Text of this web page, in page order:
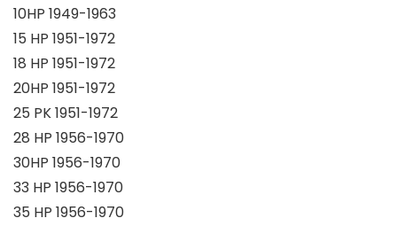
10HP 1949-1963
15 HP 1951-1972
18 HP 1951-1972
20HP 1951-1972
25 PK 1951-1972
28 HP 1956-1970
30HP 1956-1970
33 HP 1956-1970
35 HP 1956-1970